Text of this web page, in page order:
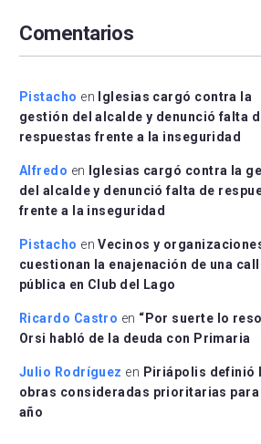
el
Comentarios
Pistacho en
Iglesias cargó contra la
gestión del alcalde y denunció falta
respuestas frente a la inseguridad
Alfredo en
Iglesias cargó contra la
del alcalde y denunció falta de
frente a la inseguridad
Pistacho enVecinos y
cuestionan la enajenación de una
pública en Club del Lago
Ricardo Castro en “Por suerte lo
Orsi habló de la deuda con Primaria
Julio Rodríguez en Piriápolis definió
obras consideradas prioritarias para
año